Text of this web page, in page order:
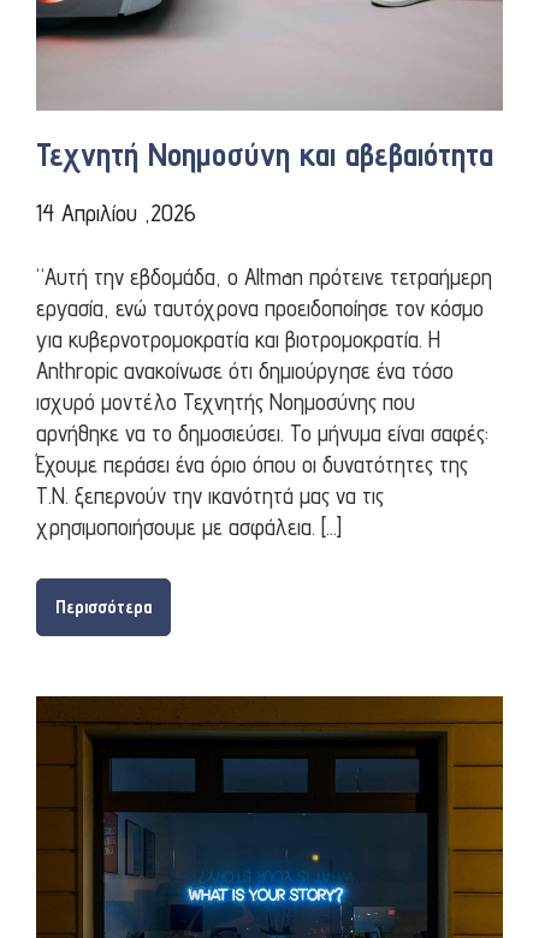
Τεχνητή Νοημοσύνη και αβεβαιότητα
14 Απριλίου ,2026
“Αυτή την εβδομάδα, ο Altman πρότεινε τετραήμερη
εργασία, ενώ ταυτόχρονα προειδοποίησε τον κόσμο
για κυβερνοτρομοκρατία και βιοτρομοκρατία. Η
Anthropic ανακοίνωσε ότι δημιούργησε ένα τόσο
ισχυρό μοντέλο Τεχνητής Νοημοσύνης που
αρνήθηκε να το δημοσιεύσει. Το μήνυμα είναι σαφές:
Έχουμε περάσει ένα όριο όπου οι δυνατότητες της
Τ.Ν. ξεπερνούν την ικανότητά μας να τις
χρησιμοποιήσουμε με ασφάλεια. […]
Περισσότερα